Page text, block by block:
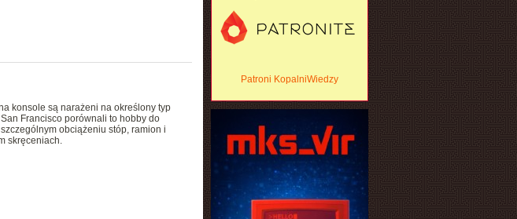
konsole są narażeni na określony typ
Francisco porównali to hobby do
obciążeniu stóp, ramion i
skręceniach.
Patroni KopalniWiedzy